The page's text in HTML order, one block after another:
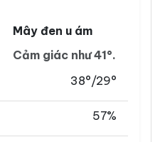
Mây đen u ám
Cảm giác như 41°.
38°/29°
57%